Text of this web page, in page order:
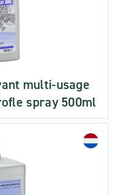
multi-usage
spray 500ml